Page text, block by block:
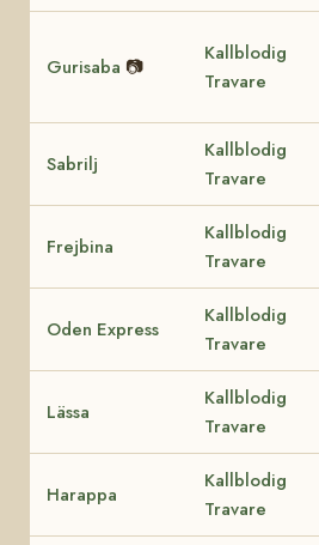
Gurisaba 📷
Kallblodig
Travare
Sabrilj
Kallblodig
Travare
Frejbina
Kallblodig
Travare
Oden Express
Kallblodig
Travare
Lässa
Kallblodig
Travare
Harappa
Kallblodig
Travare